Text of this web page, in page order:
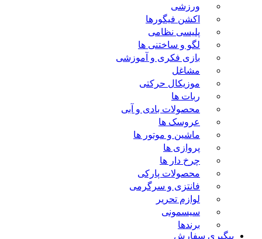
ورزشی
اکشن فیگورها
پلیسی نظامی
لگو و ساختنی ها
بازی فکری و آموزشی
مشاغل
موزیکال حرکتی
ربات ها
محصولات بادی و آبی
عروسک ها
ماشین و موتور ها
پروازی ها
چرخ دار ها
محصولات پارکی
فانتزی و سرگرمی
لوازم تحریر
سیسمونی
برندها
پیگیری سفارش